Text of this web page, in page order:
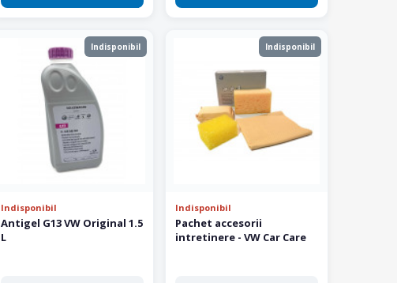
Indisponibil
Indisponibil
Antigel G13 VW Original 1.5
L
Indisponibil
Indisponibil
Pachet accesorii
intretinere - VW Car Care